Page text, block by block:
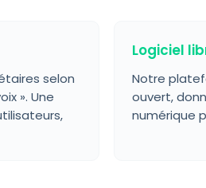
selon
». Une
Logiciel
Notre
ouvert,
numérique